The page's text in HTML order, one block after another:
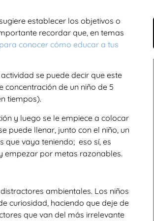
establecer los objetivos o
recordar que, en temas
conocer cómo educar a tus
se puede decir que este
de un niño de 5
tiempos).
y luego se le empiece a colocar
puede llenar, junto con el niño, un
que vaya teniendo; eso sí, es
empezar por metas razonables.
ambientales. Los niños
curiosidad, haciendo que deje de
que van del más irrelevante